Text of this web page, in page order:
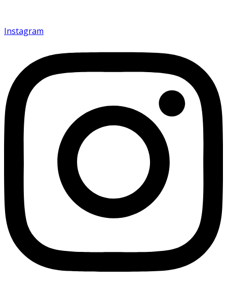
Instagram